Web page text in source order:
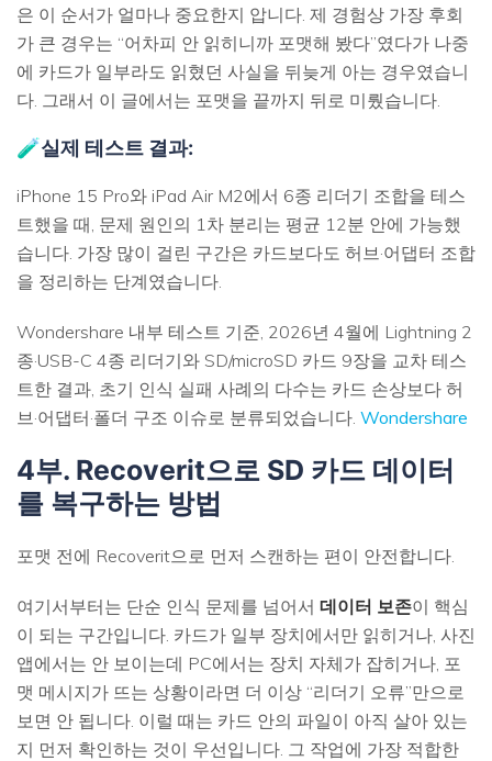
은 이 순서가 얼마나 중요한지 압니다. 제 경험상 가장 후회
가 큰 경우는 “어차피 안 읽히니까 포맷해 봤다”였다가 나중
에 카드가 일부라도 읽혔던 사실을 뒤늦게 아는 경우였습니
다. 그래서 이 글에서는 포맷을 끝까지 뒤로 미뤘습니다.
🧪실제 테스트 결과:
iPhone 15 Pro와 iPad Air M2에서 6종 리더기 조합을 테스
트했을 때, 문제 원인의 1차 분리는 평균 12분 안에 가능했
습니다. 가장 많이 걸린 구간은 카드보다도 허브·어댑터 조합
을 정리하는 단계였습니다.
Wondershare 내부 테스트 기준, 2026년 4월에 Lightning 2
종·USB-C 4종 리더기와 SD/microSD 카드 9장을 교차 테스
트한 결과, 초기 인식 실패 사례의 다수는 카드 손상보다 허
브·어댑터·폴더 구조 이슈로 분류되었습니다. Wondershare
4부. Recoverit으로 SD 카드 데이터
를 복구하는 방법
포맷 전에 Recoverit으로 먼저 스캔하는 편이 안전합니다.
여기서부터는 단순 인식 문제를 넘어서 데이터 보존이 핵심
이 되는 구간입니다. 카드가 일부 장치에서만 읽히거나, 사진
앱에서는 안 보이는데 PC에서는 장치 자체가 잡히거나, 포
맷 메시지가 뜨는 상황이라면 더 이상 “리더기 오류”만으로
보면 안 됩니다. 이럴 때는 카드 안의 파일이 아직 살아 있는
지 먼저 확인하는 것이 우선입니다. 그 작업에 가장 적합한